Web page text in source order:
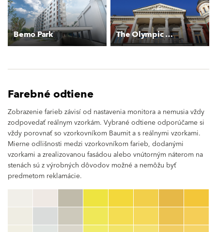
Bemo Park The Olympic Museum
Farebné odtiene
Zobrazenie farieb závisí od nastavenia monitora a nemusia vždy
zodpovedať reálnym vzorkám. Vybrané odtiene odporúčame si
vždy porovnať so vzorkovníkom Baumit a s reálnymi vzorkami.
Mierne odlišnosti medzi vzorkovníkom farieb, dodanými
vzorkami a zrealizovanou fasádou alebo vnútorným náterom na
stenách sú z výrobných dôvodov možné a nemôžu byť
predmetom reklamácie.